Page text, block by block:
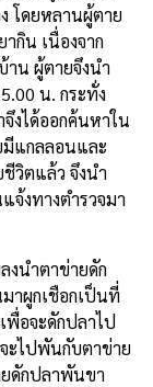
โดยหลานผู้ตาย
กิน เนื่องจาก
าน ผู้ตายจึงนำ
น. กระทั่ง
งได้ออกค้นหาใน
มีแกลลอนและ
วิตแล้ว จึงนำ
จ้งทางตำรวจมา
งนำตาข่ายดัก
าผูกเชือกเป็นที่
พื่อจะดักปลาไป
ะไปพันกับตาข่าย
ดักปลาพันขา